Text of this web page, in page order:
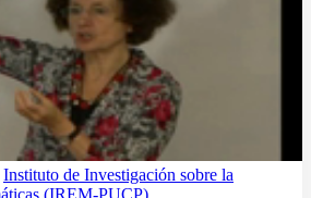
Instituto de Investigación sobre la
(IREM-PUCP)